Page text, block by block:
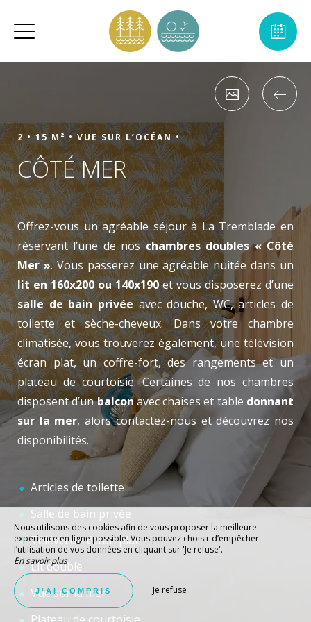
2 •15 M² •VUE SUR L’OCÉAN •
CÔTÉ MER
Offrez-vous un agréable séjour à La Tremblade en
réservant l’une de noschambres doubles « Côté
Mer ». Vous passerez une agréable nuitée dans un
lit en 160x200 ou 140x190et vous disposerez d’une
salle de bain privée avec douche, WC, articles de
toilette et sèche-cheveux. Dans votre chambre
climatisée, vous trouverez également, une télévision
écran plat, un coffre-fort, des rangements et un
plateau de courtoisie. Certaines de nos chambres
disposent d’unbalconavec chaises et table donnant
sur la mer, alors contactez-nous et découvrez nos
disponibilités.
Articles de toilette
Salle de bain privée
Télévision écran plat
Lit double
Vue sur la mer
Nous utilisons des cookies afin de vous proposer la meilleure
expérience en ligne possible. Vous pouvez choisir d’empêcher
l’utilisation de vos données en cliquant sur 'Je refuse'.
En savoir plus
J’AI COMPRIS Je refuse